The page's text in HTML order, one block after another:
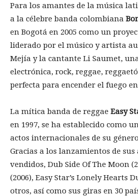
Para los amantes de la música
a la célebre banda colombiana
en Bogotá en 2005 como un
liderado por el músico y artista
Mejía y la cantante Li Saumet,
electrónica, rock, reggae,
perfecta para encender el fuego
La mítica banda de reggae Easy
en 1997, se ha establecido como
actos internacionales de su
Gracias a los lanzamientos de
vendidos, Dub Side Of The Moon
(2006), Easy Star’s Lonely Hearts
otros, así como sus giras en 30